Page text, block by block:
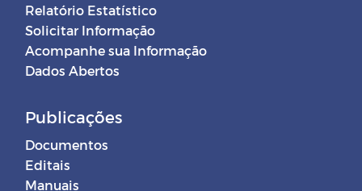
Relatório Estatístico
Solicitar Informação
Acompanhe sua Informação
Dados Abertos
Publicações
Documentos
Editais
Manuais